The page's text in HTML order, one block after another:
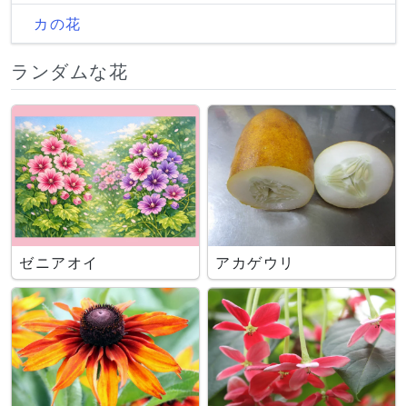
カの花
ランダムな花
ゼニアオイ アカゲウリ